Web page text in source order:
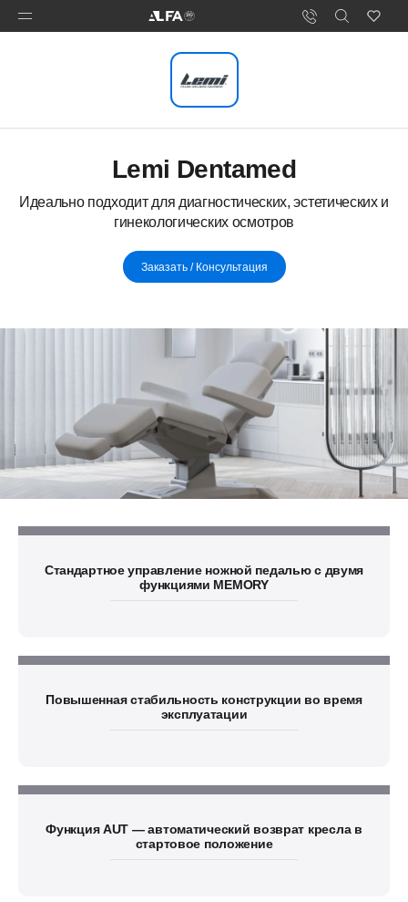
Lemi Dentamed
Идеально подходит для диагностических, эстетических и
гинекологических осмотров
Заказать / Консультация
Стандартное управление ножной педалью с двумя
функциями MEMORY
Повышенная стабильность конструкции во время
эксплуатации
Функция AUT — автоматический возврат кресла в
стартовое положение